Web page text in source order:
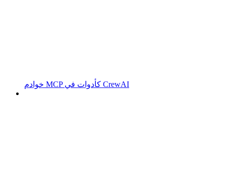
خوادم MCP كأدوات في CrewAI